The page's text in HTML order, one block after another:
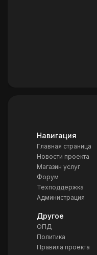
Навигация
Главная страница
Новости проекта
Магазин услуг
Форум
Техподдержка
Администрация
Другое
ОПД
Политика
Правила проекта